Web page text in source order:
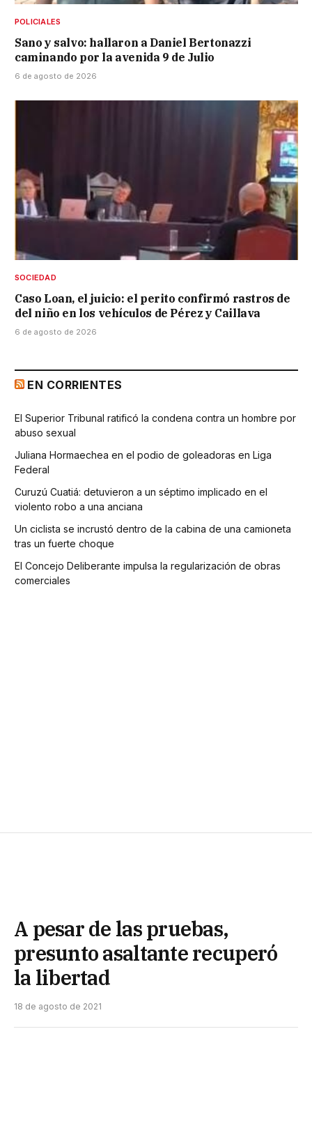
POLICIALES
Sano y salvo: hallaron a Daniel Bertonazzi
caminando por la avenida 9 de Julio
6 de agosto de 2026
SOCIEDAD
Caso Loan, el juicio: el perito confirmó rastros de
del niño en los vehículos de Pérez y Caillava
6 de agosto de 2026
EN CORRIENTES
El Superior Tribunal ratificó la condena contra un hombre por
abuso sexual
Juliana Hormaechea en el podio de goleadoras en Liga
Federal
Curuzú Cuatiá: detuvieron a un séptimo implicado en el
violento robo a una anciana
Un ciclista se incrustó dentro de la cabina de una camioneta
tras un fuerte choque
El Concejo Deliberante impulsa la regularización de obras
comerciales
A pesar de las pruebas,
presunto asaltante recuperó
la libertad
18 de agosto de 2021